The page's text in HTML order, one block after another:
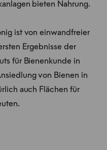
bieten Nahrung.
ist von einwandfreier
Ergebnisse der
für Bienenkunde in
von Bienen in
auch Flächen für